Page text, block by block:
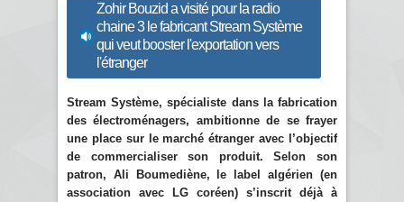
Zohir Bouzid a visité pour la radio
chaine 3 le fabricant Stream Système
qui veut booster l'exportation vers
l'étranger
Stream Système, spécialiste dans la fabrication
des électroménagers, ambitionne de se frayer
une place sur le marché étranger avec l’objectif
de commercialiser son produit. Selon son
patron, Ali Boumediène, le label algérien (en
association avec LG coréen) s’inscrit déjà à